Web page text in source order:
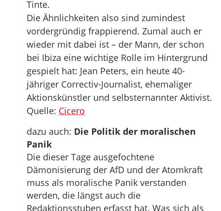
Tinte.
Die Ähnlichkeiten also sind zumindest
vordergründig frappierend. Zumal auch er
wieder mit dabei ist – der Mann, der schon
bei Ibiza eine wichtige Rolle im Hintergrund
gespielt hat: Jean Peters, ein heute 40-
jähriger Correctiv-Journalist, ehemaliger
Aktionskünstler und selbsternannter Aktivist.
Quelle: Cicero
dazu auch: Die Politik der moralischen
Panik
Die dieser Tage ausgefochtene
Dämonisierung der AfD und der Atomkraft
muss als moralische Panik verstanden
werden, die längst auch die
Redaktionsstuben erfasst hat. Was sich als